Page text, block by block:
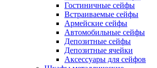
Гостиничные сейфы
Встраиваемые сейфы
Армейские сейфы
Автомобильные сейфы
Депозитные сейфы
Депозитные ячейки
Аксессуары для сейфов